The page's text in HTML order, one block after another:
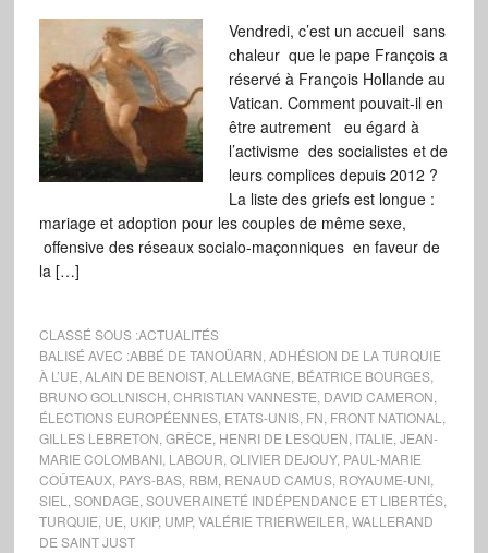
Vendredi, c’est un accueil sans
chaleur que le pape François a
réservé à François Hollande au
Vatican. Comment pouvait-il en
être autrement eu égard à
l’activisme des socialistes et de
leurs complices depuis 2012 ?
La liste des griefs est longue :
mariage et adoption pour les couples de même sexe,
offensive des réseaux socialo-maçonniques en faveur de
la […]
CLASSÉ SOUS :ACTUALITÉS
BALISÉ AVEC :ABBÉ DE TANOÜARN ADHÉSION DE LA TURQUIE
À L’UE ALAIN DE BENOIST, ALLEMAGNE BÉATRICE BOURGES,
BRUNO GOLLNISCH CHRISTIAN VANNESTE DAVID CAMERON
ÉLECTIONS EUROPÉENNES, ETATS-UNIS, FN FRONT NATIONAL
GILLES LEBRETON GRÈCE HENRI DE LESQUEN ITALIE JEAN-
MARIE COLOMBANI, LABOUR OLIVIER DEJOUY, PAUL-MARIE
COÛTEAUX, PAYS-BAS, RBM RENAUD CAMUS, ROYAUME-UNI,
SIEL
SONDAGE SOUVERAINETÉ INDÉPENDANCE ET LIBERTÉS,
TURQUIE UE UKIP, UMP, VALÉRIE TRIERWEILER WALLERAND
DE SAINT JUST